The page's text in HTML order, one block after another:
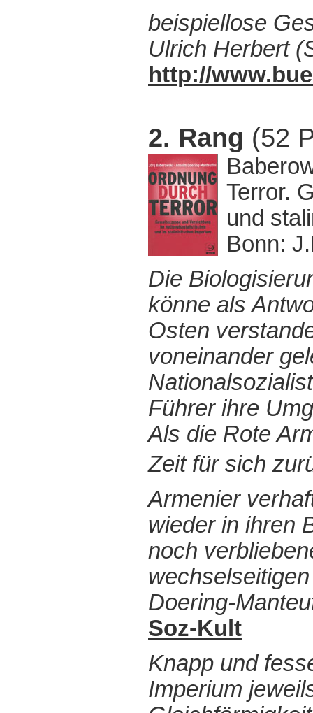
beispiellose
Ulrich Herbert
http://
2. Rang (52
Terror.
und
Bonn:
Die
könne als
Osten
voneinander
Führer ihre
Als die Rote
Zeit für sich
Armenier
wieder in ihren
noch
Doering-
Soz-Kult
Knapp und
Imperium